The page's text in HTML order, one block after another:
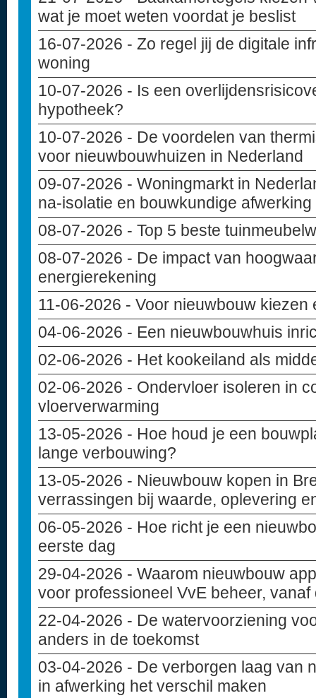
wat je moet weten voordat je beslist
16-07-2026 - Zo regel jij de digitale
woning
10-07-2026 - Is een
hypotheek?
10-07-2026 - De voordelen van
voor nieuwbouwhuizen in Nederland
09-07-2026 - Woningmarkt in
na-isolatie en bouwkundige afwerking
08-07-2026 - Top 5 beste
08-07-2026 - De impact van
energierekening
11-06-2026 - Voor nieuwbouw
04-06-2026 - Een nieuwbouwhuis
02-06-2026 - Het kookeiland als
02-06-2026 - Ondervloer isoleren in
vloerverwarming
13-05-2026 - Hoe houd je een
lange verbouwing?
13-05-2026 - Nieuwbouw kopen in
verrassingen bij waarde, oplevering
06-05-2026 - Hoe richt je een
eerste dag
29-04-2026 - Waarom nieuwbouw
voor professioneel VvE beheer, vanaf
22-04-2026 - De watervoorziening
anders in de toekomst
03-04-2026 - De verborgen laag van
in afwerking het verschil maken